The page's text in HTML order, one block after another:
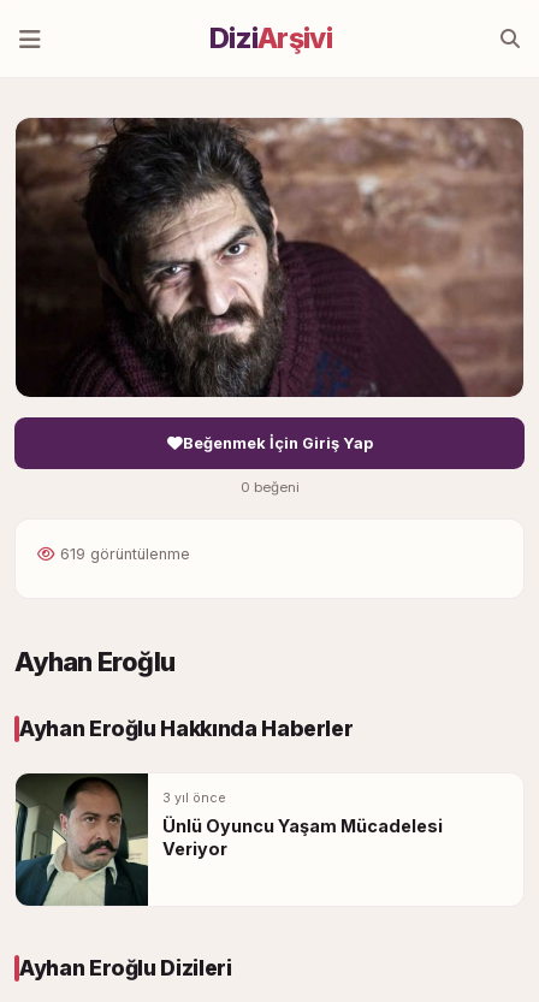
DiziArşivi
Beğenmek İçin Giriş Yap
0 beğeni
619 görüntülenme
Ayhan Eroğlu
Ayhan Eroğlu Hakkında Haberler
3 yıl önce
Ünlü Oyuncu Yaşam Mücadelesi
Veriyor
Ayhan Eroğlu Dizileri